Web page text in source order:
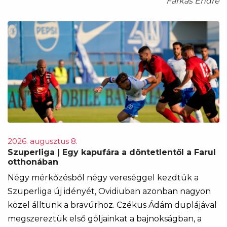
2026. augusztus 8.
Szuperliga | Egy kapufára a döntetlentől a Farul
otthonában
Négy mérkőzésből négy vereséggel kezdtük a
Szuperliga új idényét, Ovidiuban azonban nagyon
közel álltunk a bravúrhoz. Czékus Ádám duplájával
megszereztük első góljainkat a bajnokságban, a